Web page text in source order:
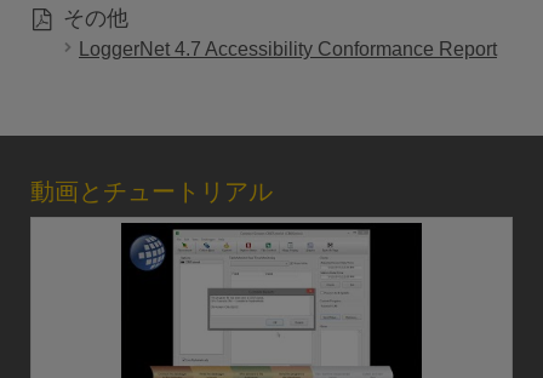
その他
LoggerNet 4.7 Accessibility Conformance Report
動画とチュートリアル